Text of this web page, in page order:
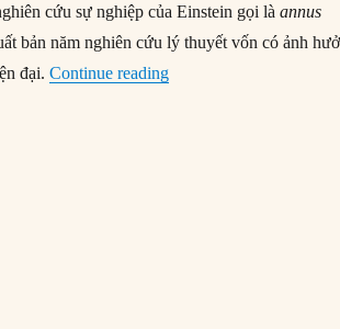
cứu sự nghiệp của Einstein gọi làannus
bản năm nghiên cứu lý thuyết vốn có ảnh
đại.Continue reading“14/03/1879: Ngày